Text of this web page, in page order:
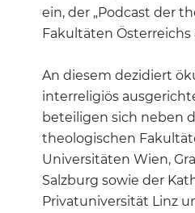
ein, der „Podcast der
Fakultäten Österreichs
An diesem dezidiert
interreligiös
beteiligen sich neben
theologischen
Universitäten Wien,
Salzburg sowie der
Privatuniversität Linz